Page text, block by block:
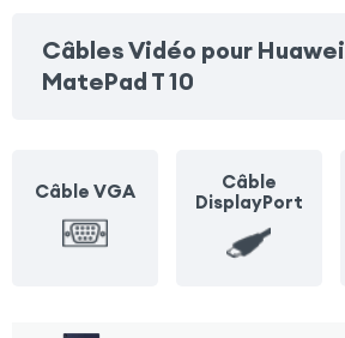
Câbles Vidéo pour Huawei
MatePad T 10
Câble VGA
Câble
DisplayPort